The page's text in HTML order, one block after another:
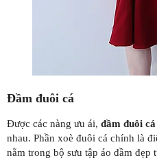
Đầm đuôi cá
Được các nàng ưu ái, đầm đuôi cá
nhau. Phần xoè đuôi cá chính là
nằm trong bộ sưu tập áo đầm